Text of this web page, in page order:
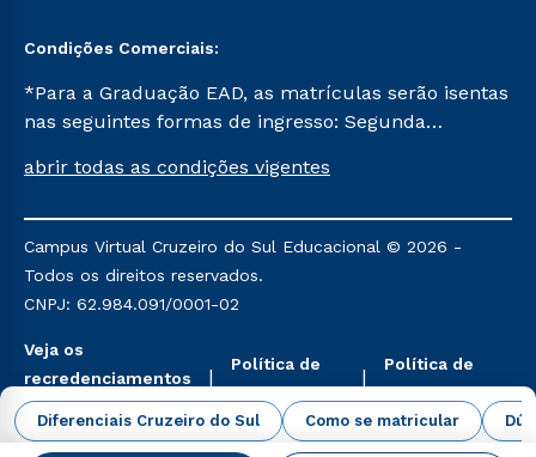
Diferenciais Cruzeiro do Sul Como se matricular
Condições Comerciais:
*Para a Graduação EAD, as matrículas serão isentas
nas seguintes formas de ingresso: Segunda
Já para as demais, a taxa de matrícula será de R$
mencionadas são referentes aos cursos: Ensino
Religioso, Geografia para a Docência e Metodologia
do Ensino de História: Questões Atuais.
abrir todas as condições vigentes
Campus Virtual Cruzeiro do Sul Educacional © 2026 -
Todos os direitos reservados.
CNPJ: 62.984.091/0001-02
Veja os
recredenciamentos
aqui
Política de
Privacidade
Política de
Cookies